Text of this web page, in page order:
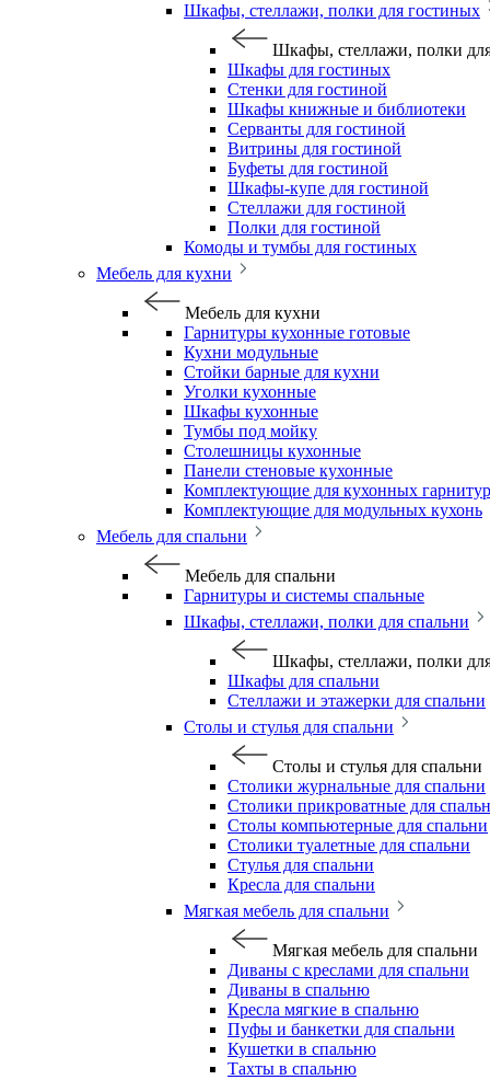
Шкафы, стеллажи, полки для гостиных
Шкафы, стеллажи, полки
Шкафы для гостиных
Стенки для гостиной
Шкафы книжные и библиотеки
Серванты для гостиной
Витрины для гостиной
Буфеты для гостиной
Шкафы-купе для гостиной
Стеллажи для гостиной
Полки для гостиной
Комоды и тумбы для гостиных
Мебель для кухни
Мебель для кухни
Гарнитуры кухонные готовые
Кухни модульные
Стойки барные для кухни
Уголки кухонные
Шкафы кухонные
Тумбы под мойку
Столешницы кухонные
Панели стеновые кухонные
Комплектующие для кухонных
Комплектующие для модульных кухонь
Мебель для спальни
Мебель для спальни
Гарнитуры и системы спальные
Шкафы, стеллажи, полки для спальни
Шкафы, стеллажи, полки
Шкафы для спальни
Стеллажи и этажерки для спальни
Столы и стулья для спальни
Столы и стулья для спальни
Столики журнальные для спальни
Столики прикроватные для
Столы компьютерные для спальни
Столики туалетные для спальни
Стулья для спальни
Кресла для спальни
Мягкая мебель для спальни
Мягкая мебель для спальни
Диваны с креслами для спальни
Диваны в спальню
Кресла мягкие в спальню
Пуфы и банкетки для спальни
Кушетки в спальню
Тахты в спальню